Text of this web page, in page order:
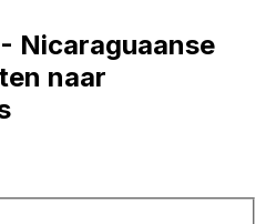
Nicaraguaanse
naar